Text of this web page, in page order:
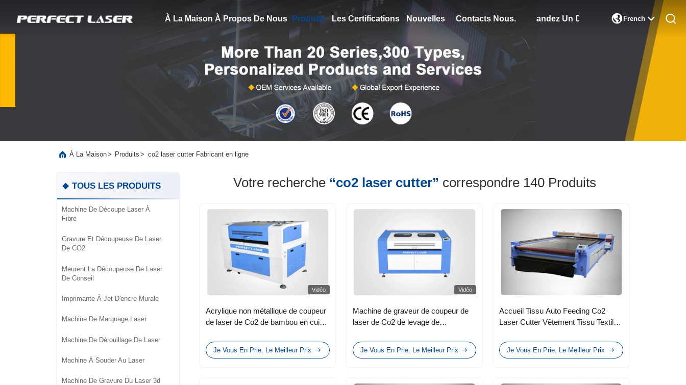
À La Maison À Propos De Nous Produits Les Certifications Nouvelles Contacts Nous. Demandez Un Devis French 
À La Maison> Produits > co2 laser cutter Fabricant en ligne
TOUS LES PRODUITS
Machine De Découpe Laser À
Fibre
Gravure Et Découpeuse De Laser
De CO2
Meurent La Découpeuse De Laser
De Conseil
Imprimante À Jet D'encre Murale
Machine De Marquage Laser
Machine De Dérouillage De Laser
Machine À Souder Au Laser
Machine De Gravure Du Laser 3d
Votre recherche “co2 laser cutter” correspondre 140 Produits
Vidéo
Acrylique non métallique de coupeur
de laser de Co2 de bambou en cuir
80w 100w 130w
Je Vous En Prie. Le Meilleur Prix
Vidéo
Machine de graveur de coupeur de
laser de Co2 de levage de
de 80w 100w pour le verre de PVC
Plasitic
Je Vous En Prie. Le Meilleur Prix
Accueil Tissu Auto Feeding Co2
Laser Cutter Vêtement Tissu Textile
Je Vous En Prie. Le Meilleur Prix